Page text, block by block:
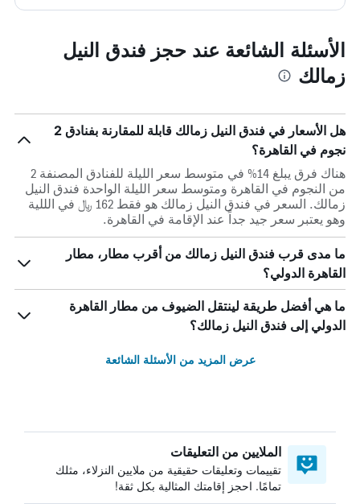
الأسئلة الشائعة عند حجز فندق النيل
زمالك
هل الأسعار في فندق النيل زمالك قابلة للمقارنة بفنادق 2
نجوم في القاهرة؟
هناك فرق يبلغ 14% في متوسط ​​سعر الليلة للفنادق المصنفة 2
من النجوم في القاهرة ومتوسط ​​سعر الليلة الواحدة فندق النيل
زمالك. السعر في فندق النيل زمالك هو فقط 162 ﷼ في الللية
وهو يعتبر سعر جيد جداً عند الإقامة في القاهرة.
ما مدى قرب فندق النيل زمالك من أقرب مطار، مطار
القاهرة الدولي؟
ما هي أفضل طريقة لينتقل الضيوف من مطار القاهرة
الدولي إلى فندق النيل زمالك؟
عرض المزيد من الأسئلة الشائعة
الملايين من التعليقات
تقييمات وتعليقات حقيقية من ملايين النزلاء، مثلك
تمامًا. احجز إقامتك المثالية بكل ثقة!